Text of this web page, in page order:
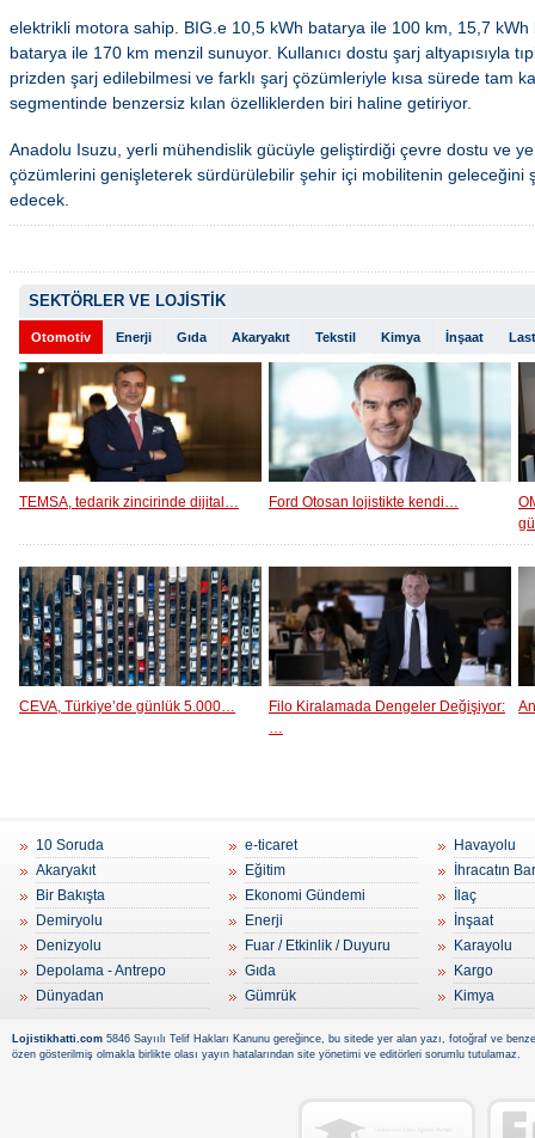
elektrikli motora sahip. BIG.e 10,5 kWh batarya ile 100 km, 15,7
batarya ile 170 km menzil sunuyor. Kullanıcı dostu şarj altyapısıyla
prizden şarj edilebilmesi ve farklı şarj çözümleriyle kısa sürede tam
segmentinde benzersiz kılan özelliklerden biri haline getiriyor.
Anadolu Isuzu, yerli mühendislik gücüyle geliştirdiği çevre dostu ve
çözümlerini genişleterek sürdürülebilir şehir içi mobilitenin geleceğini
edecek.
SEKTÖRLER VE LOJİSTİK
Otomotiv Enerji Gıda Akaryakıt Tekstil Kimya İnşaat
TEMSA, tedarik zincirinde dijital… Ford Otosan lojistikte kendi…
CEVA, Türkiye’de günlük 5.000…
Filo Kiralamada Dengeler Değişiyor:
…
10 Soruda
Akaryakıt
Bir Bakışta
Demiryolu
Denizyolu
Depolama - Antrepo
Dünyadan
e-ticaret
Eğitim
Ekonomi Gündemi
Enerji
Fuar / Etkinlik / Duyuru
Gıda
Gümrük
Havayolu
İhracatın
İlaç
İnşaat
Karayolu
Kargo
Kimya
Lojistikhatti.com 5846 Sayıılı Telif Hakları Kanunu gereğince, bu sitede yer alan yazı, fotoğraf ve
özen gösterilmiş olmakla birlikte olası yayın hatalarından site yönetimi ve editörleri sorumlu tutulamaz.